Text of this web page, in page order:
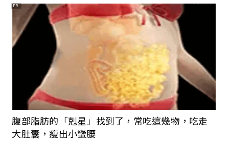
PR
腹部脂肪的「剋星」找到了，常吃這幾物，吃走
大肚囊，瘦出小蠻腰